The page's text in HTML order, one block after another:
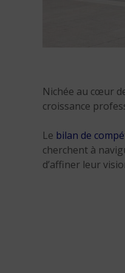
Nichée au cœur
croissance
Le bilan de
cherchent à
d’affiner leur